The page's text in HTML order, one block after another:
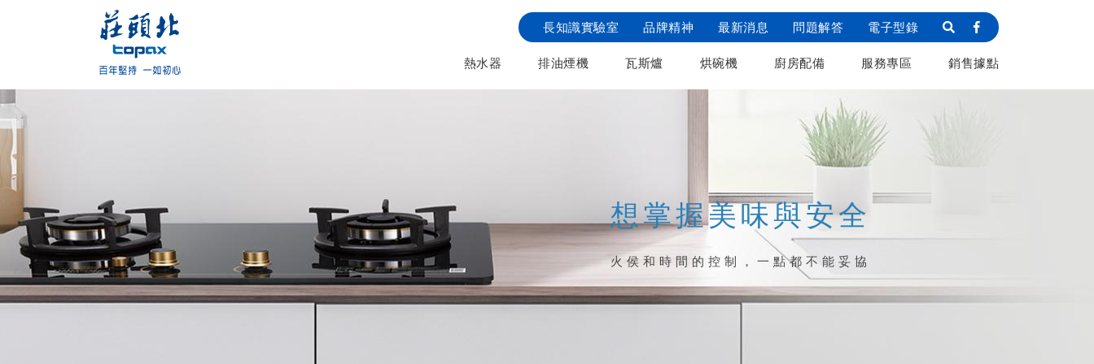
長知識實驗室 品牌精神 最新消息 問題解答 電子型錄
熱水器 排油煙機 瓦斯爐 烘碗機 廚房配備 服務專區 銷售據點
想掌握美味與安全
火侯和時間的控制，一點都不能妥協